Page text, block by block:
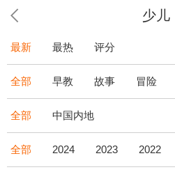
少儿
最新 最热 评分
全部 早教 故事 冒险
全部 中国内地
全部 2024 2023 2022